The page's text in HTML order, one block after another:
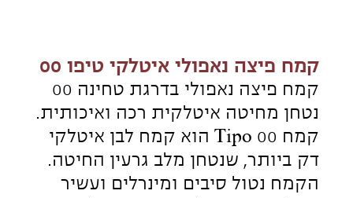
מתפצפץ וטעם נפלא. הקמח מומלץ
להכנת פיצות ופוקצ'ות.
ערך תזונתי ל-100 גרם מזון:
סך השומנים 2 גרם מתוכם:
ח. שומן רוויות 0.4 גרם